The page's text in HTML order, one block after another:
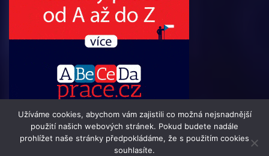
Užíváme cookies, abychom vám zajistili co možná nejsnadnější
použití našich webových stránek. Pokud budete nadále
prohlížet naše stránky předpokládáme, že s použitím cookies
souhlasíte.